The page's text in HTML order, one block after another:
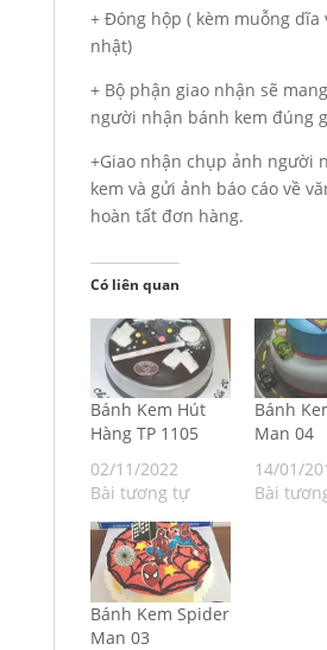
+ Đóng hộp ( kèm muỗng dĩa
nhật)
+ Bộ phận giao nhận sẽ
người nhận bánh kem đúng
+Giao nhận chụp ảnh người
kem và gửi ảnh báo cáo về
hoàn tất đơn hàng.
Có liên quan
Bánh Kem Hút
Hàng TP 1105
02/11/2022
Bài tương tự
Bánh
Man 04
14/01/
Bài
Bánh Kem Spider
Man 03